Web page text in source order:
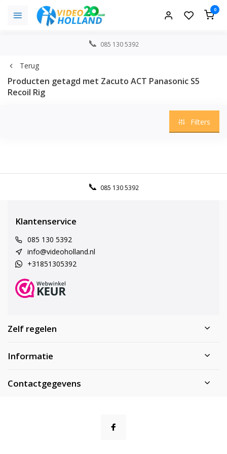
0
085 130 5392
Terug
Producten getagd met Zacuto ACT Panasonic S5
Recoil Rig
Filters
085 130 5392
Klantenservice
085 130 5392
info@videoholland.nl
+31851305392
Zelf regelen
Informatie
Contactgegevens